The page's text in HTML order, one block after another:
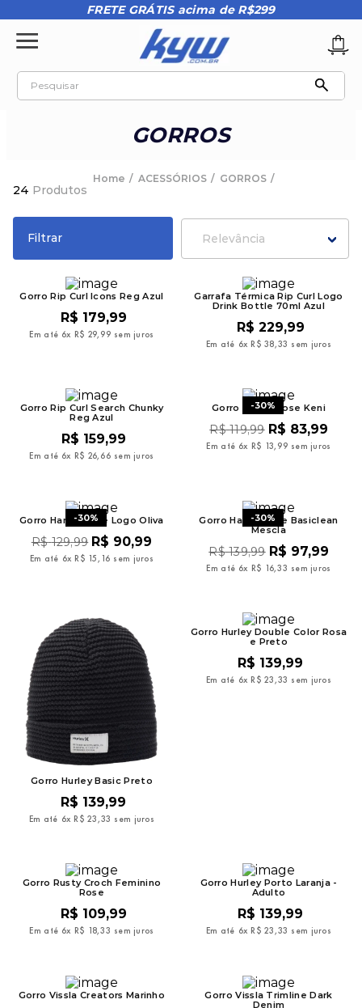
FRETE GRÁTIS acima de R$299
Pesquisar
GORROS
ACESSÓRIOS GORROS
24 Produtos
Filtrar Relevância
Gorro Rip Curl Icons Reg Azul
R$ 179,99
Em até 6x R$ 29, 99 sem juros
Garrafa Térmica Rip Curl Logo
Drink Bottle 70ml Azul
R$ 229,99
Em até 6x R$ 38,33 sem juros
Gorro Rip Curl Search Chunky
Reg Azul
R$ 159,99
Em até 6x R$ 26, 66 sem juros
-30%
Gorro Hang Loose Keni
R$ 119,99 R$ 83,99
Em até 6x R$ 13, 99 sem juros
-30%
Gorro Hang Loose Logo Oliva
R$ 129,99 R$ 90,99
Em até 6x R$ 15 , 16 sem juros
-30%
Gorro Hang Loose Basiclean
Mescla
R$ 139,99 R$ 97,99
Em até 6x R$ 16,33 sem juros
Gorro Hurley Basic Preto
R$ 139,99
Em até 6x R$ 23 ,33 sem juros
Gorro Hurley Double Color Rosa
e Preto
R$ 139,99
Em até 6x R$ 23 ,33 sem juros
Gorro Rusty Croch Feminino
Rose
R$ 109,99
Em até 6x R$ 18,33 sem juros
Gorro Hurley Porto Laranja -
Adulto
R$ 139,99
Em até 6x R$ 23 ,33 sem juros
Gorro Vissla Creators Marinho
Gorro Vissla Trimline Dark
Denim
tenis
regata
8º vans
mochila oakley